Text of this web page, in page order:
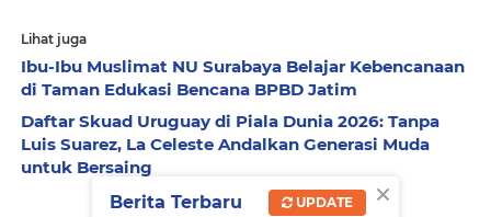
Lihat juga
Ibu-Ibu Muslimat NU Surabaya Belajar Kebencanaan
di Taman Edukasi Bencana BPBD Jatim
Daftar Skuad Uruguay di Piala Dunia 2026: Tanpa
Luis Suarez, La Celeste Andalkan Generasi Muda
untuk Bersaing
×
Berita Terbaru UPDATE